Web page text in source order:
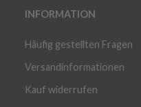
INFORMATION
Häufig gestellten Fragen
Versandinformationen
Kauf widerrufen